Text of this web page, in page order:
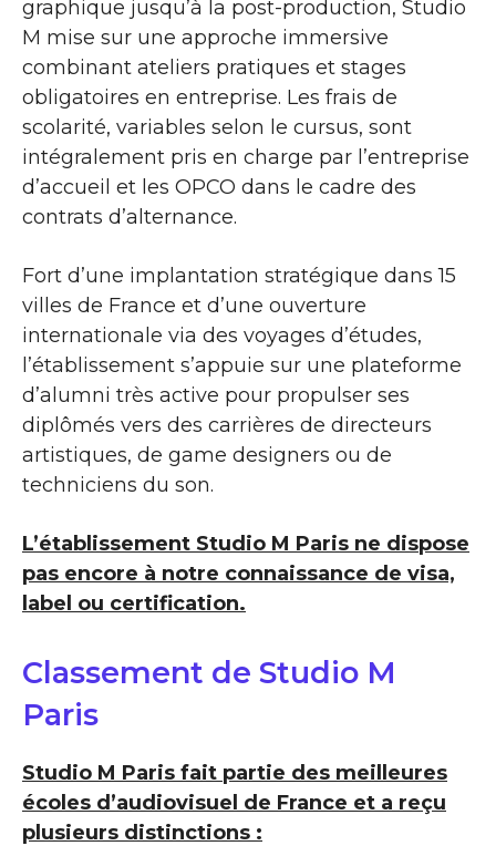
graphique jusqu’à la post-production, Studio
M mise sur une approche immersive
combinant ateliers pratiques et stages
obligatoires en entreprise. Les frais de
scolarité, variables selon le cursus, sont
intégralement pris en charge par l’entreprise
d’accueil et les OPCO dans le cadre des
contrats d’alternance.
Fort d’une implantation stratégique dans 15
villes de France et d’une ouverture
internationale via des voyages d’études,
l’établissement s’appuie sur une plateforme
d’alumni très active pour propulser ses
diplômés vers des carrières de directeurs
artistiques, de game designers ou de
techniciens du son.
L’établissement Studio M Paris ne dispose
pas encore à notre connaissance de visa,
label ou certification.
Classement de Studio M
Paris
Studio M Paris fait partie des meilleures
écoles d’audiovisuel de France et a reçu
plusieurs distinctions :